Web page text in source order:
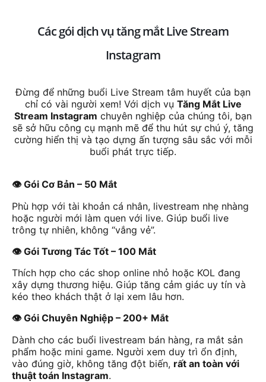
Các gói dịch vụ tăng mắt Live Stream
Instagram
Đừng để những buổi Live Stream tâm huyết của bạn
chỉ có vài người xem! Với dịch vụ Tăng Mắt Live
Stream Instagram chuyên nghiệp của chúng tôi, bạn
sẽ sở hữu công cụ mạnh mẽ để thu hút sự chú ý, tăng
cường hiển thị và tạo dựng ấn tượng sâu sắc với mỗi
buổi phát trực tiếp.
👁️ Gói Cơ Bản – 50 Mắt
Phù hợp với tài khoản cá nhân, livestream nhẹ nhàng
hoặc người mới làm quen với live. Giúp buổi live
trông tự nhiên, không “vắng vẻ”.
👁️ Gói Tương Tác Tốt – 100 Mắt
Thích hợp cho các shop online nhỏ hoặc KOL đang
xây dựng thương hiệu. Giúp tăng cảm giác uy tín và
kéo theo khách thật ở lại xem lâu hơn.
👁️ Gói Chuyên Nghiệp – 200+ Mắt
Dành cho các buổi livestream bán hàng, ra mắt sản
phẩm hoặc mini game. Người xem duy trì ổn định,
vào đúng giờ, không tăng đột biến, rất an toàn với
thuật toán Instagram.